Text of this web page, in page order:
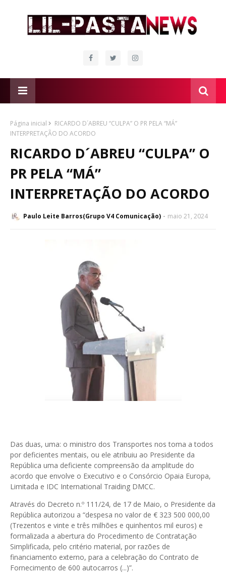
Página inicial
RICARDO D´ABREU “CULPA” O PR PELA “MÁ”
INTERPRETAÇÃO DO ACORDO
RICARDO D´ABREU “CULPA” O
PR PELA “MÁ”
INTERPRETAÇÃO DO ACORDO
Paulo Leite Barros(Grupo V4 Comunicação) maio 21, 2024
Das duas, uma: o ministro dos Transportes nos toma a todos
por deficientes mentais, ou ele atribuiu ao Presidente da
República uma deficiente compreensão da amplitude do
acordo que envolve o Executivo e o Consórcio Opaia Europa,
Limitada e IDC International Traiding DMCC.
Através do Decreto n.º 111/24, de 17 de Maio, o Presidente da
República autorizou a “despesa no valor de € 323 500 000,00
(Trezentos e vinte e três milhões e quinhentos mil euros) e
formalizada a abertura do Procedimento de Contratação
Simplificada, pelo critério material, por razões de
financiamento externo, para a celebração do Contrato de
Fornecimento de 600 autocarros (...)”.